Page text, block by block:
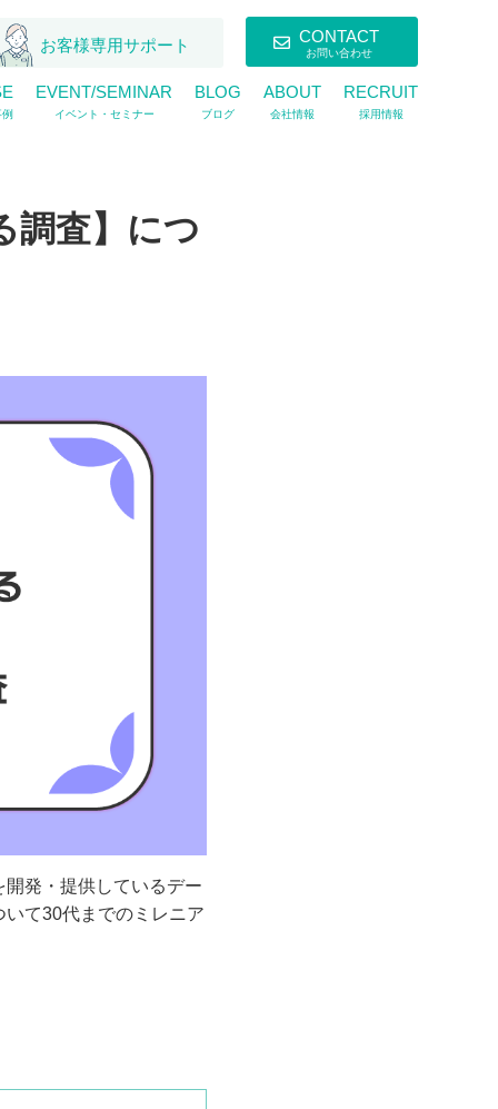
お客様専用サポート CONTACT
お問い合わせ
EVENT/SEMINAR
イベント・セミナー
BLOG
ブログ
ABOUT
会社情報
RECRUIT
採用情報
調査】につ
発・提供しているデー
て30代までのミレニア